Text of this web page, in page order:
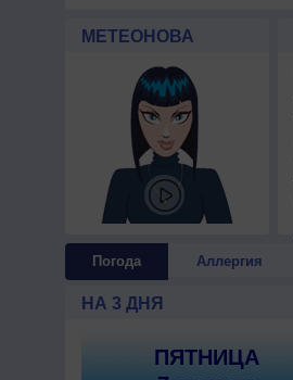
МЕТЕОНОВА
Погода Аллергия
НА 3 ДНЯ
ПЯТНИЦА